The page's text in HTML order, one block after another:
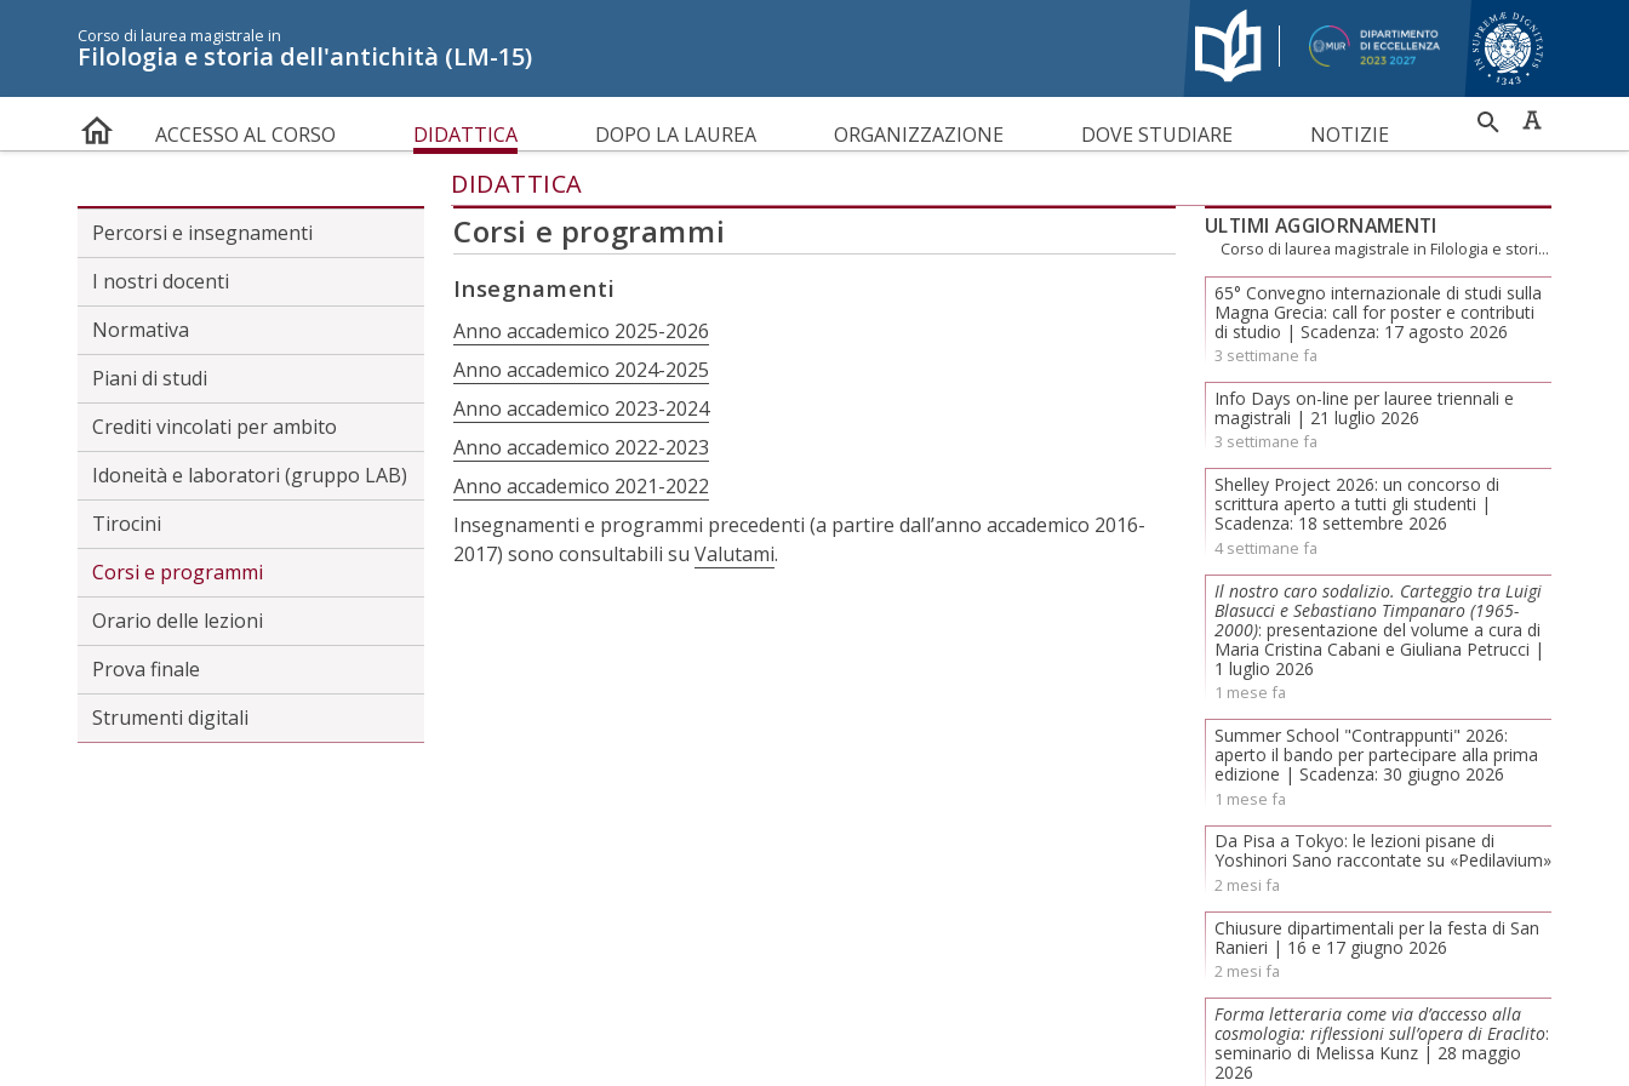
Menù accessibilità
to main menu
to content
Corso di laurea magistrale in
Filologia e storia dell'antichità (LM-15)
ACCESSO AL CORSO DIDATTICA DOPO LA LAUREA ORGANIZZAZIONE DOVE STUDIARE NOTIZIE
RICERCA
PER
DIDATTICA
Percorsi e insegnamenti
I nostri docenti
Normativa
Piani di studi
Crediti vincolati per ambito
Idoneità e laboratori (gruppo LAB)
Tirocini
Corsi e programmi
Orario delle lezioni
Prova finale
Strumenti digitali
Corsi e programmi
Insegnamenti
Anno accademico 2025-2026
Anno accademico 2024-2025
Anno accademico 2023-2024
Anno accademico 2022-2023
Anno accademico 2021-2022
Insegnamenti e programmi precedenti (a partire dall’anno accademico 2016-
2017) sono consultabili su Valutami.
ULTIMI AGGIORNAMENTI
Corso di laurea magistrale in Filologia e storia dell’antichità (LM-15)
65° Convegno internazionale di studi sulla
Magna Grecia: call for poster e contributi
di studio | Scadenza: 17 agosto 2026
3 settimane fa
Info Days on-line per lauree triennali e
magistrali | 21 luglio 2026
3 settimane fa
Shelley Project 2026: un concorso di
scrittura aperto a tutti gli studenti |
Scadenza: 18 settembre 2026
4 settimane fa
Il nostro caro sodalizio. Carteggio tra Luigi
Blasucci e Sebastiano Timpanaro (1965-
2000): presentazione del volume a cura di
Maria Cristina Cabani e Giuliana Petrucci |
1 luglio 2026
1 mese fa
Summer School "Contrappunti" 2026:
aperto il bando per partecipare alla prima
edizione | Scadenza: 30 giugno 2026
1 mese fa
Da Pisa a Tokyo: le lezioni pisane di
Yoshinori Sano raccontate su «Pedilavium»
2 mesi fa
Chiusure dipartimentali per la festa di San
Ranieri | 16 e 17 giugno 2026
2 mesi fa
Forma letteraria come via d’accesso alla
cosmologia: riflessioni sull’opera di Eraclito:
seminario di Melissa Kunz | 28 maggio
2026